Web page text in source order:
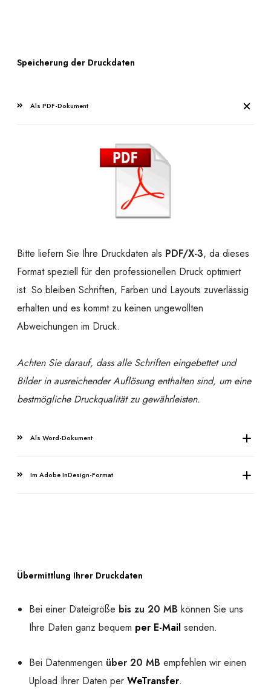
Speicherung der Druckdaten
Als PDF-Dokument
Bitte liefern Sie Ihre Druckdaten als PDF/X-3, da dieses
Format speziell für den professionellen Druck optimiert
ist. So bleiben Schriften, Farben und Layouts zuverlässig
erhalten und es kommt zu keinen ungewollten
Abweichungen im Druck.
Achten Sie darauf, dass alle Schriften eingebettet und
Bilder in ausreichender Auflösung enthalten sind, um eine
bestmögliche Druckqualität zu gewährleisten.
Als Word-Dokument
Im Adobe InDesign-Format
Übermittlung Ihrer Druckdaten
Bei einer Dateigröße bis zu 20 MB können Sie uns
Ihre Daten ganz bequem per E-Mail senden.
Bei Datenmengen über 20 MB empfehlen wir einen
Upload Ihrer Daten per WeTransfer.